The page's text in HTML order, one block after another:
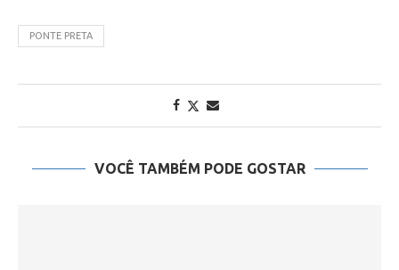
PONTE PRETA
VOCÊ TAMBÉM PODE GOSTAR